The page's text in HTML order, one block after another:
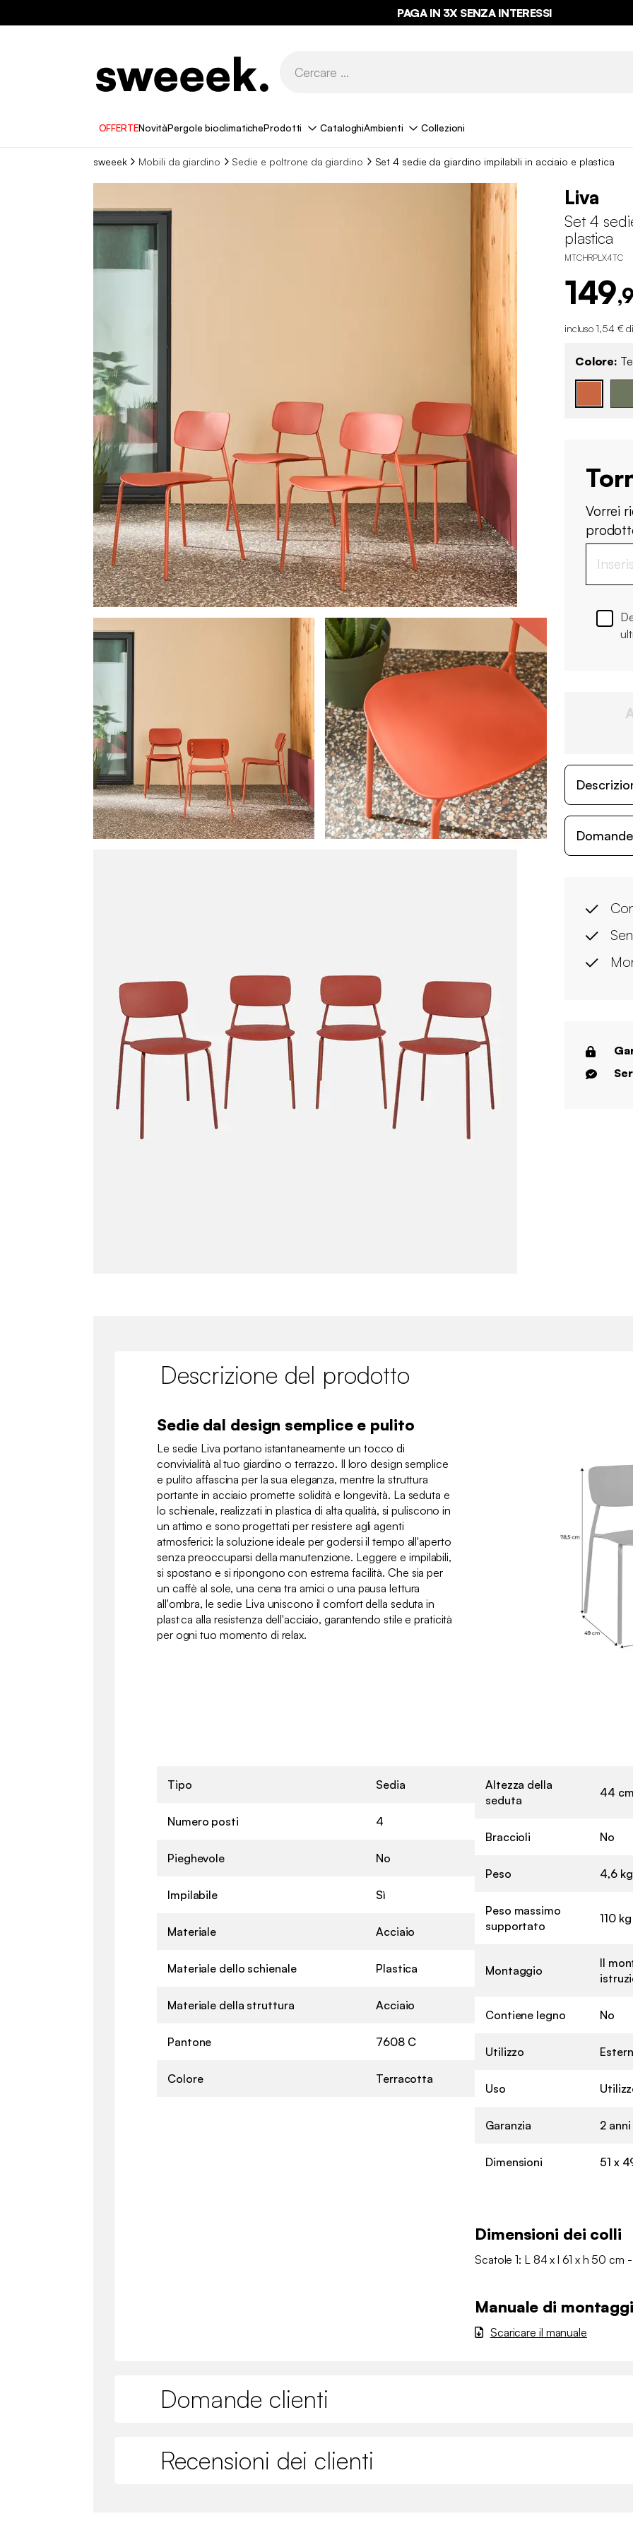
PAGA IN 3X SENZA INTERESSI
OFFERTENovitàPergole bioclimaticheProdotti CataloghiAmbienti Collezioni
sweeek Mobili da giardino Sedie e poltrone da giardino Set 4 sedie da giardino impilabili in acciaio e plastica
Liva
Set 4
plastica
MTCHRPLX4TC
149
incluso 1,54 €
Colore:
Vorrei
Descrizione del prodotto
Sedie dal design semplice e pulito
Le sedie Liva portano istantaneamente un tocco di
convivialità al tuo giardino o terrazzo. Il loro design semplice
e pulito affascina per la sua eleganza, mentre la struttura
portante in acciaio promette solidità e longevità. La seduta e
lo schienale, realizzati in plastica di alta qualità, si puliscono in
un attimo e sono progettati per resistere agli agenti
atmosferici: la soluzione ideale per godersi il tempo all'aperto
senza preoccuparsi della manutenzione. Leggere e impilabili,
si spostano e si ripongono con estrema facilità. Che sia per
un caffè al sole, una cena tra amici o una pausa lettura
all'ombra, le sedie Liva uniscono il comfort della seduta in
plastica alla resistenza dell'acciaio, garantendo stile e praticità
per ogni tuo momento di relax.
Tipo Sedia
Numero posti 4
Pieghevole No
Impilabile Sì
Materiale Acciaio
Materiale dello schienale Plastica
Materiale della struttura Acciaio
Pantone 7608 C
Colore Terracotta
Altezza della
seduta
44
Braccioli No
Peso 4,6 kg
Peso massimo
supportato
110
Montaggio
Il
Contiene legno No
Utilizzo
Uso
Garanzia 2 anni
Dimensioni 51 x
Dimensioni dei colli
Scatole 1: L 84 x l 61 x h 50 cm -
Manuale di
Scaricare il manuale
Domande clienti
Recensioni dei clienti